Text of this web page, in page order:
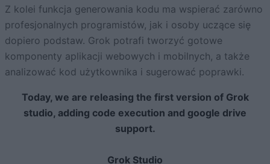
Z kolei funkcja generowania kodu ma wspierać zarówno
profesjonalnych programistów, jak i osoby uczące się
dopiero podstaw. Grok potrafi tworzyć gotowe
komponenty aplikacji webowych i mobilnych, a także
analizować kod użytkownika i sugerować poprawki.
Today, we are releasing the first version of Grok
studio, adding code execution and google drive
support.
Grok Studio